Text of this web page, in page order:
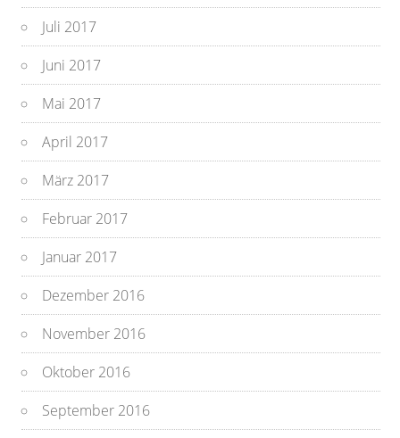
Juli 2017
Juni 2017
Mai 2017
April 2017
März 2017
Februar 2017
Januar 2017
Dezember 2016
November 2016
Oktober 2016
September 2016